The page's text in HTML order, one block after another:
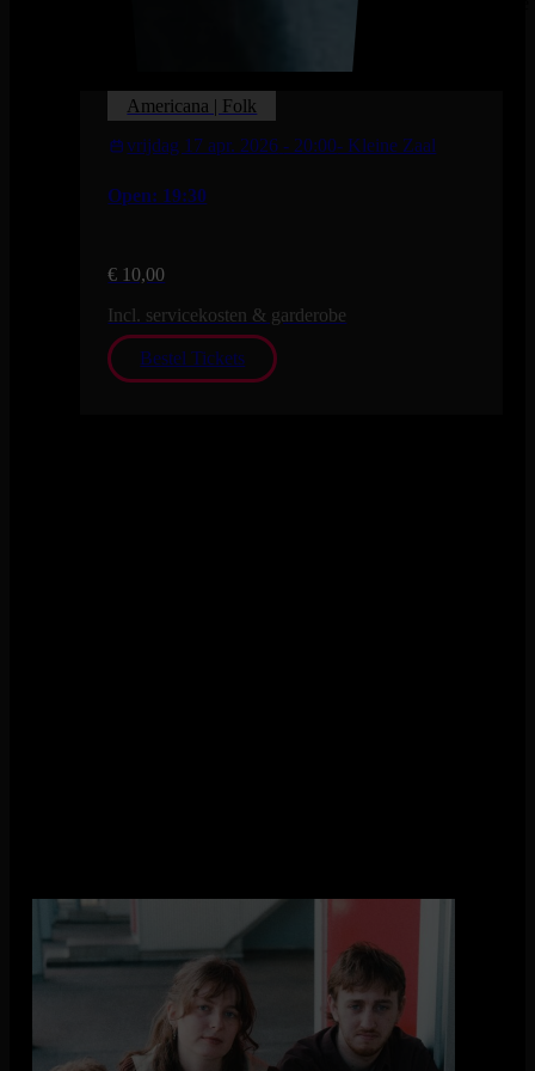
Americana | Folk
vrijdag 17 apr. 2026 - 20:00- Kleine Zaal
Open: 19:30
€ 10,00
Incl. servicekosten & garderobe
Bestel Tickets
Ontdek nieuw talent bij Patat Met
Wij vinden jong talent belangrijk voor een gezonde toekomst
van de popmuziek. Daarom dat we opkomende artiesten